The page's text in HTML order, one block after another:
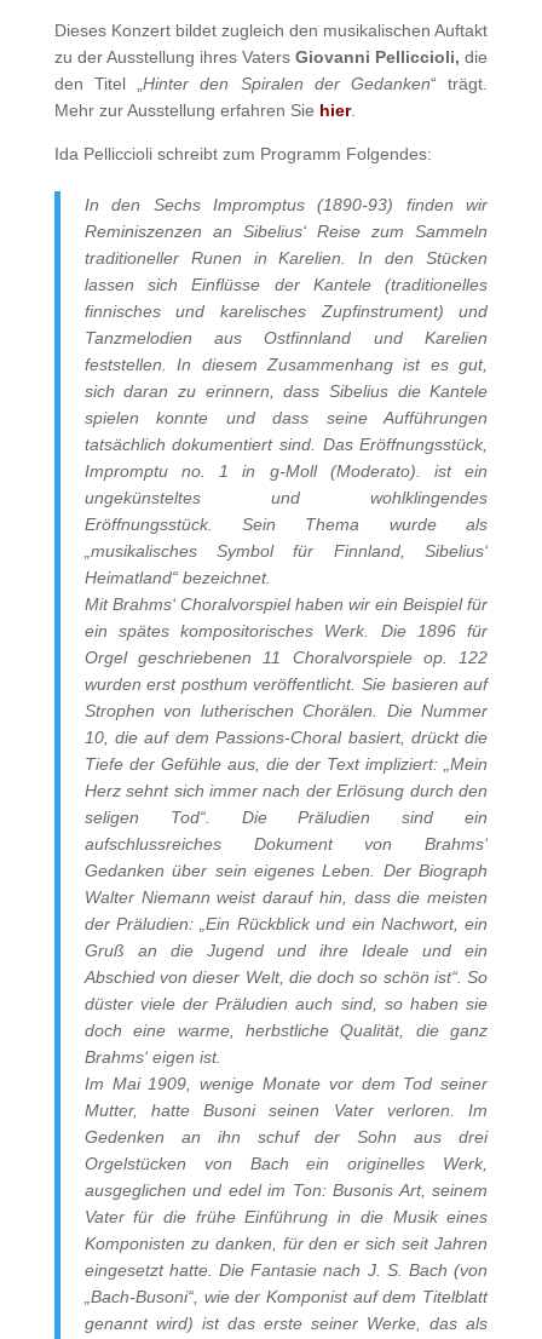
Dieses Konzert bildet zugleich den musikalischen Auftakt
zu der Ausstellung ihres VatersGiovanni Pelliccioli, die
den Titel „Hinter den Spiralen der Gedanken“ trägt.
Mehr zur Ausstellung erfahren Sie hier.
Ida Pelliccioli schreibt zum Programm Folgendes:
In den Sechs Impromptus (1890-93) finden wir
Reminiszenzen an Sibelius‘ Reise zum Sammeln
traditioneller Runen in Karelien. In den Stücken
lassen sich Einflüsse der Kantele (traditionelles
finnisches und karelisches Zupfinstrument) und
Tanzmelodien aus Ostfinnland und Karelien
feststellen. In diesem Zusammenhang ist es gut,
sich daran zu erinnern, dass Sibelius die Kantele
spielen konnte und dass seine Aufführungen
tatsächlich dokumentiert sind. Das Eröffnungsstück,
Impromptu no. 1 in g-Moll (Moderato). ist ein
ungekünsteltes und wohlklingendes
Eröffnungsstück. Sein Thema wurde als
„musikalisches Symbol für Finnland, Sibelius‘
Heimatland“ bezeichnet.
Mit Brahms‘ Choralvorspiel haben wir ein Beispiel für
ein spätes kompositorisches Werk. Die 1896 für
Orgel geschriebenen 11 Choralvorspiele op. 122
wurden erst posthum veröffentlicht. Sie basieren auf
Strophen von lutherischen Chorälen. Die Nummer
10, die auf dem Passions-Choral basiert, drückt die
Tiefe der Gefühle aus, die der Text impliziert: „Mein
Herz sehnt sich immer nach der Erlösung durch den
seligen Tod“. Die Präludien sind ein
aufschlussreiches Dokument von Brahms‘
Gedanken über sein eigenes Leben. Der Biograph
Walter Niemann weist darauf hin, dass die meisten
der Präludien: „Ein Rückblick und ein Nachwort, ein
Gruß an die Jugend und ihre Ideale und ein
Abschied von dieser Welt, die doch so schön ist“. So
düster viele der Präludien auch sind, so haben sie
doch eine warme, herbstliche Qualität, die ganz
Brahms‘ eigen ist.
Im Mai 1909, wenige Monate vor dem Tod seiner
Mutter, hatte Busoni seinen Vater verloren. Im
Gedenken an ihn schuf der Sohn aus drei
Orgelstücken von Bach ein originelles Werk,
ausgeglichen und edel im Ton: Busonis Art, seinem
Vater für die frühe Einführung in die Musik eines
Komponisten zu danken, für den er sich seit Jahren
eingesetzt hatte. Die Fantasie nach J. S. Bach (von
„Bach-Busoni“, wie der Komponist auf dem Titelblatt
genannt wird) ist das erste seiner Werke, das als